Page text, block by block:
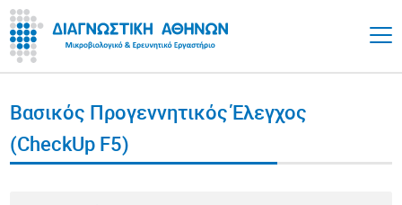
Βασικός Προγεννητικός Έλεγχος
(CheckUp F5)